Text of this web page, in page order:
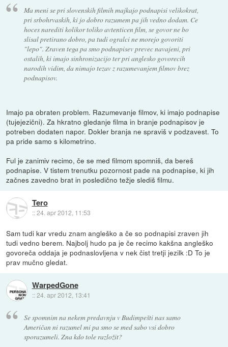
Ma meni se pri slovenskih filmih majkajo podnapisi velikokrat,
pri srbohrvaskih, ki jo dobro razumem pa jih vedno dodam. Ce
hoces narediti kolikor toliko avtenticen film, se govor ne bo
slisal pretirano dobro, pa tudi ogralci ne morejo govoriti
"lepo". Zraven tega pa smo podnapisev prevec navajeni, pri
ostalih, ki imajo sinhronizacijo ter pri anglesko govorecih
narodih vidim, da nimajo tezav z razumevanjem filmov brez
podnapisov.
Imajo pa obraten problem. Razumevanje filmov, ki imajo podnapise
(tujejezični). Za hkratno gledanje filma in branje podnapisov je
potreben dodaten napor. Dokler branja ne spraviš v podzavest. To
pa pride samo s kilometrino.
Ful je zanimiv recimo, če se med filmom spomniš, da bereš
podnapise. V tistem trenutku pozornost pade na podnapise, ki jih
začnes zavedno brat in posledično težje slediš filmu.
Tero
::24. apr 2012, 11:53
Sam tudi kar vredu znam angleško a če so podnapisi zraven jih
tudi vedno berem. Najbolj hudo pa je če recimo kakšna angleško
govoreča oddaja je podnaslovljena v nek čist tretji jezilk :D To je
prav mučno gledat.
WarpedGone
::24. apr 2012, 13:41
Se spomnim na nekem predavnju v Budimpešti nas samo
Američan ni razumel mi pa smo se med sabo vsi dobro
sporazumeli. Zna kdo tole razložit?